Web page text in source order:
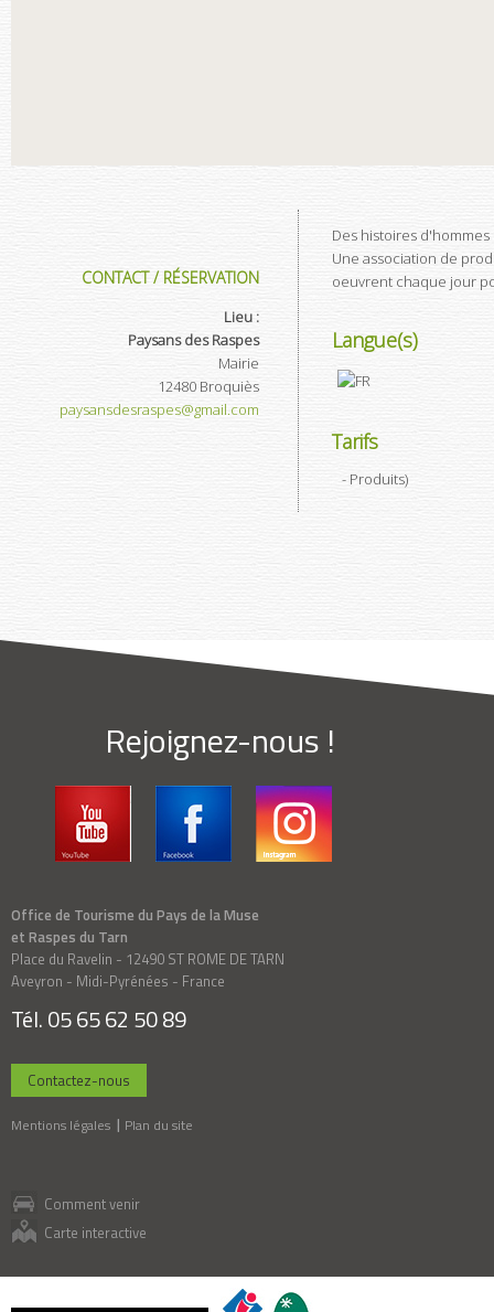
CONTACT / RÉSERVATION
Lieu :
Paysans des Raspes
Mairie
12480 Broquiès
paysansdesraspes@gmail.com
Des histoires
Une association de
oeuvrent chaque jour
Langue(s)
Tarifs
- Produits)
Rejoignez-nous !
Office de Tourisme du Pays de la Muse
et Raspes du Tarn
Place du Ravelin - 12490 ST ROME DE TARN
Aveyron - Midi-Pyrénées - France
Tél. 05 65 62 50 89
Contactez-nous
Mentions légales Plan du site
Comment venir
Carte interactive